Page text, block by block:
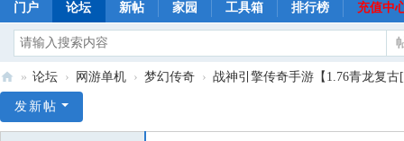
门户 论坛 新帖 家园 工具箱 排行榜 充值中
1
» 论坛 › 网游单机 › 梦幻传奇 › 战神引擎传奇手游【1.76青龙复
发新帖